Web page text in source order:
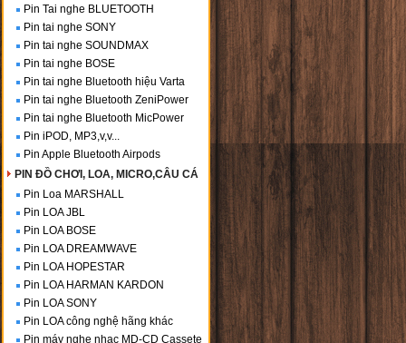
Pin Tai nghe BLUETOOTH
Pin tai nghe SONY
Pin tai nghe SOUNDMAX
Pin tai nghe BOSE
Pin tai nghe Bluetooth hiệu Varta
Pin tai nghe Bluetooth ZeniPower
Pin tai nghe Bluetooth MicPower
Pin iPOD, MP3,v,v...
Pin Apple Bluetooth Airpods
PIN ĐỒ CHƠI, LOA, MICRO,CÂU CÁ
Pin Loa MARSHALL
Pin LOA JBL
Pin LOA BOSE
Pin LOA DREAMWAVE
Pin LOA HOPESTAR
Pin LOA HARMAN KARDON
Pin LOA SONY
Pin LOA công nghệ hãng khác
Pin máy nghe nhạc MD-CD Cassete